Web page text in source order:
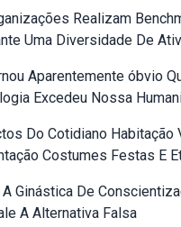
Realizam
Uma Diversidade De
Aparentemente óbvio
Excedeu Nossa
Do Cotidiano Habitação
Costumes Festas E
Ginástica De
A Alternativa Falsa